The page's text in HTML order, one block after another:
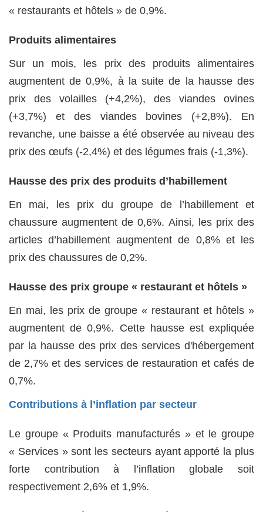
« restaurants et hôtels » de 0,9%.
Produits alimentaires
Sur un mois, les prix des produits alimentaires
augmentent de 0,9%, à la suite de la hausse des
prix des volailles (+4,2%), des viandes ovines
(+3,7%) et des viandes bovines (+2,8%). En
revanche, une baisse a été observée au niveau des
prix des œufs (-2,4%) et des légumes frais (-1,3%).
Hausse des prix des produits d’habillement
En mai, les prix du groupe de l’habillement et
chaussure augmentent de 0,6%. Ainsi, les prix des
articles d’habillement augmentent de 0,8% et les
prix des chaussures de 0,2%.
Hausse des prix groupe « restaurant et hôtels »
En mai, les prix de groupe « restaurant et hôtels »
augmentent de 0,9%. Cette hausse est expliquée
par la hausse des prix des services d'hébergement
de 2,7% et des services de restauration et cafés de
0,7%.
Contributions à l’inflation par secteur
Le groupe « Produits manufacturés » et le groupe
« Services » sont les secteurs ayant apporté la plus
forte contribution à l’inflation globale soit
respectivement 2,6% et 1,9%.